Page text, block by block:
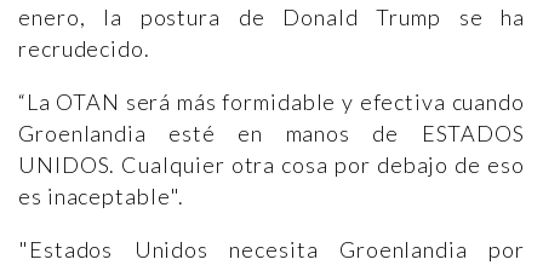
enero, la postura de Donald Trump se ha
recrudecido.
“La OTAN será más formidable y efectiva cuando
Groenlandia esté en manos de ESTADOS
UNIDOS. Cualquier otra cosa por debajo de eso
es inaceptable".
"Estados Unidos necesita Groenlandia por